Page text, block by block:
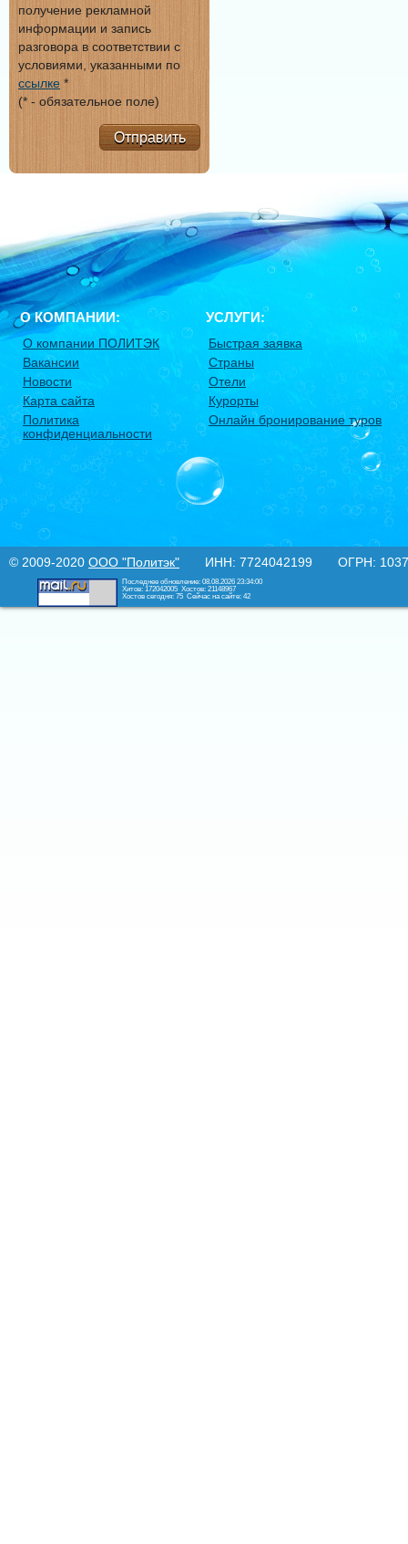
получение рекламной
информации и запись
разговора в соответствии с
условиями, указанными по
ссылке *
(* - обязательное поле)
Отправить
О КОМПАНИИ:
О компании ПОЛИТЭК
Вакансии
Новости
Карта сайта
Политика
конфиденциальности
УСЛУГИ:
Быстрая заявка
Страны
Отели
Курорты
Онлайн бронирование туров
© 2009-2020 ООО "Политэк" ИНН: 7724042199 ОГРН:
Последнее обновление: 08.08.2026 23:34:00
Хитов: 172042005 Хостов: 21148967
Хостов сегодня: 75 Сейчас на сайте: 42